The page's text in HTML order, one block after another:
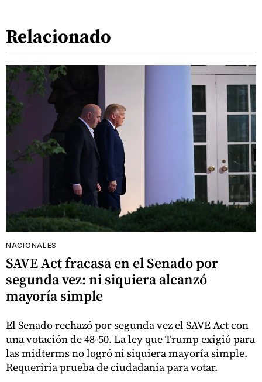
Relacionado
NACIONALES
SAVE Act fracasa en el Senado por
segunda vez: ni siquiera alcanzó
mayoría simple
El Senado rechazó por segunda vez el SAVE Act con
una votación de 48-50. La ley que Trump exigió para
las midterms no logró ni siquiera mayoría simple.
Requeriría prueba de ciudadanía para votar.